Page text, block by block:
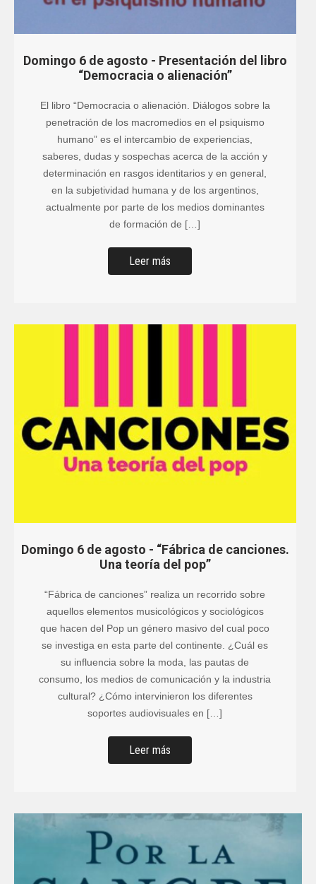
“Democracia o alienación”
penetración de los macromedios en el psiquismo
humano” es el intercambio de experiencias,
saberes, dudas y sospechas acerca de la acción y
determinación en rasgos identitarios y en general,
en la subjetividad humana y de los argentinos,
actualmente por parte de los medios dominantes
de formación de […]
Leer más
Una teoría del pop”
aquellos elementos musicológicos y sociológicos
que hacen del Pop un género masivo del cual poco
se investiga en esta parte del continente. ¿Cuál es
su influencia sobre la moda, las pautas de
consumo, los medios de comunicación y la industria
cultural? ¿Cómo intervinieron los diferentes
soportes audiovisuales en […]
Leer más